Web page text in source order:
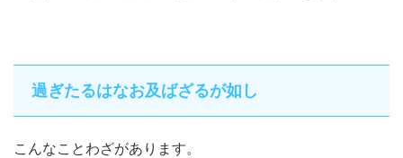
過ぎたるはなお及ばざるが如し
こんなことわざがあります。